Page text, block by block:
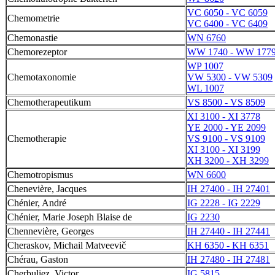
Chemometrie
VC 6050 - VC 6059
VC 6400 - VC 6409
Chemonastie
WN 6760
Chemorezeptor
WW 1740 - WW
Chemotaxonomie
WP 1007
VW 5300 - VW 5309
WL 1007
Chemotherapeutikum
VS 8500 - VS 8509
Chemotherapie
XI 3100 - XI 3778
YE 2000 - YE 2099
VS 9100 - VS 9109
XI 3100 - XI 3199
XH 3200 - XH 3299
Chemotropismus
WN 6600
Chenevière, Jacques
IH 27400 - IH 27401
Chénier, André
IG 2228 - IG 2229
Chénier, Marie Joseph Blaise de
IG 2230
Chennevière, Georges
IH 27440 - IH 27441
Cheraskov, Michail Matveevič
KH 6350 - KH 6351
Chérau, Gaston
IH 27480 - IH 27481